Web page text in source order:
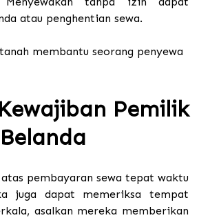
atau penghentian sewa.
Pemilik
pembayaran sewa tepat waktu
juga dapat memeriksa tempat
asalkan mereka memberikan